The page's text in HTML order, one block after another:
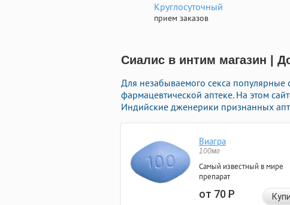
Круглосуточный
прием заказов
Сиалис в интим магазин |
Для незабываемого секса популярные
фармацевтической аптеке. На этом
Индийские дженерики признанных
Виагра
100мг
Самый известный в мире
препарат
от 70Р